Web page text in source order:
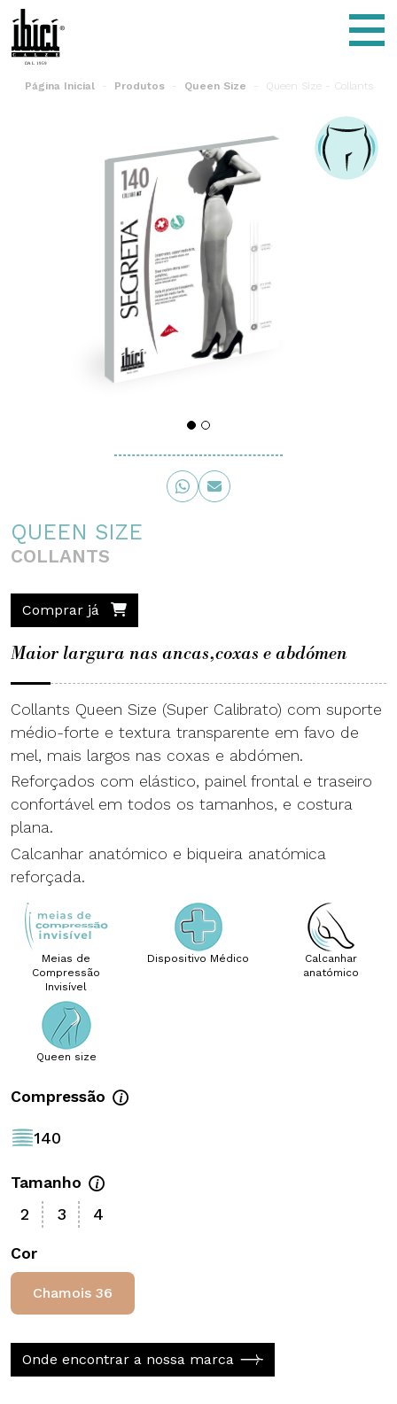
Menu
Página Inicial Produtos Queen Size Queen Size - Collants
Queen Size - Collants
QUEEN SIZE
COLLANTS
Comprar já
Maior largura nas ancas,coxas e abdómen
Collants Queen Size (Super Calibrato) com suporte
médio-forte e textura transparente em favo de
mel, mais largos nas coxas e abdómen.
Reforçados com elástico, painel frontal e traseiro
confortável em todos os tamanhos, e costura
plana.
Calcanhar anatómico e biqueira anatómica
reforçada.
Meias de Compressão Invisível
Meias de
Compressão
Invisível
Dispositivo Médico
Dispositivo Médico Calcanhar
Calcanhar
anatómico
Queen size
Queen size
Compressão
140
Tamanho
2 3 4
Cor
Chamois 36
Onde encontrar a nossa marca